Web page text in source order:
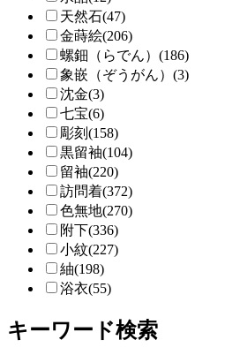
天然石(47)
金蒔絵(206)
螺鈿（らでん）(186)
象嵌（ぞうがん）(3)
沈金(3)
七宝(6)
彫刻(158)
黒留袖(104)
留袖(220)
訪問着(372)
色無地(270)
附下(336)
小紋(227)
紬(198)
浴衣(55)
キーワード検索